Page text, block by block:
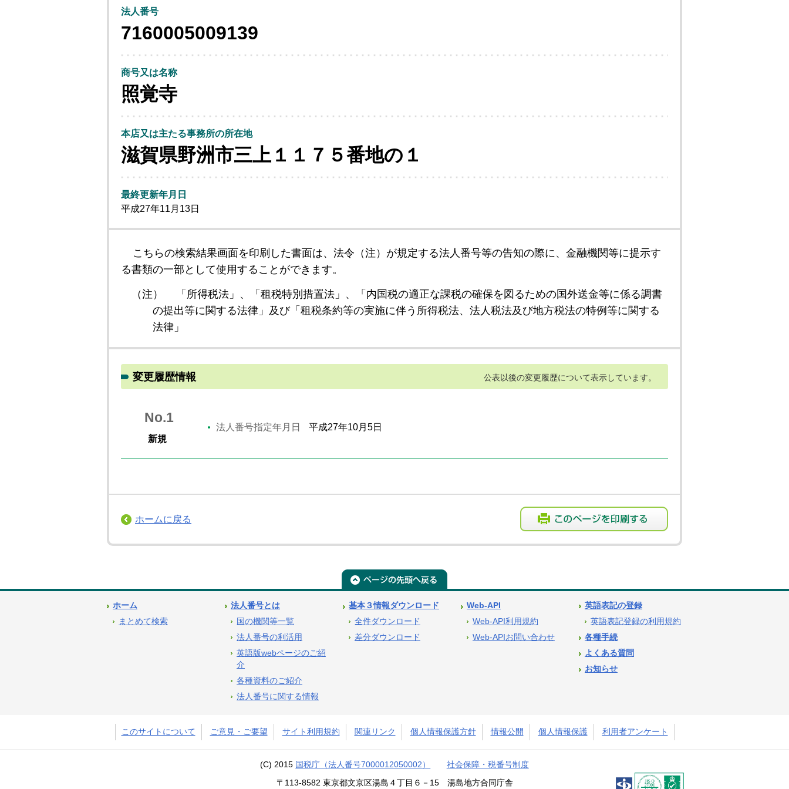
法人番号
7160005009139
商号又は名称
照覚寺
本店又は主たる事務所の所在地
滋賀県野洲市三上１１７５番地の１
最終更新年月日
平成27年11月13日
こちらの検索結果画面を印刷した書面は、法令（注）が規定する法人番号等の告知の際に、金融機関等に提示す
る書類の一部として使用することができます。
（注）
「所得税法」、「租税特別措置法」、「内国税の適正な課税の確保を図るための国外送金等に係る調書
の提出等に関する法律」及び「租税条約等の実施に伴う所得税法、法人税法及び地方税法の特例等に関する
法律」
変更履歴情報 公表以後の変更履歴について表示しています。
No.1
新規
法人番号指定年月日 平成27年10月5日
ホームに戻る
ホーム
まとめて検索
法人番号とは
国の機関等一覧
法人番号の利活用
英語版webページのご紹
介
各種資料のご紹介
法人番号に関する情報
基本３情報ダウンロード
全件ダウンロード
差分ダウンロード
Web-API
Web-API利用規約
Web-APIお問い合わせ
英語表記の登録
英語表記登録の利用規約
各種手続
よくある質問
お知らせ
このサイトについて ご意見・ご要望 サイト利用規約 関連リンク 個人情報保護方針 情報公開 個人情報保護 利用者アンケート
(C) 2015 国税庁（法人番号7000012050002） 社会保障・税番号制度
〒113-8582 東京都文京区湯島４丁目６－15 湯島地方合同庁舎